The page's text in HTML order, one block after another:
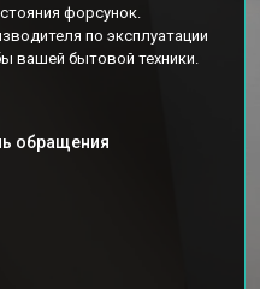
форсунок.
по эксплуатации
вашей бытовой техники.
обращения